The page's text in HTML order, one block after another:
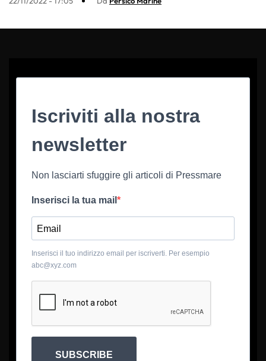
Iscriviti alla nostra
newsletter
Non lasciarti sfuggire gli articoli di Pressmare
Inserisci la tua mail
Inserisci il tuo indirizzo email per iscriverti. Per esempio
abc@xyz.com
SUBSCRIBE